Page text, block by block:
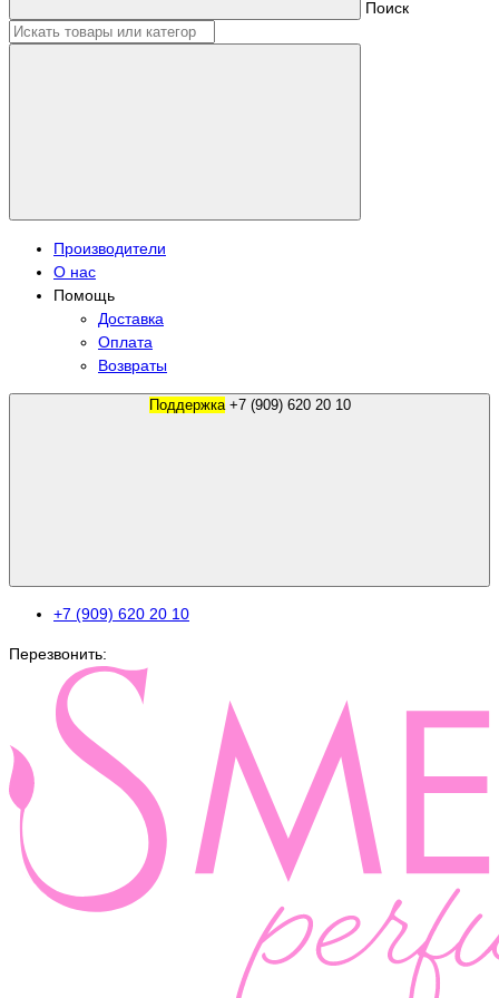
Поиск
Производители
О нас
Помощь
Доставка
Оплата
Возвраты
Поддержка +7 (909) 620 20 10
+7 (909) 620 20 10
Перезвонить: